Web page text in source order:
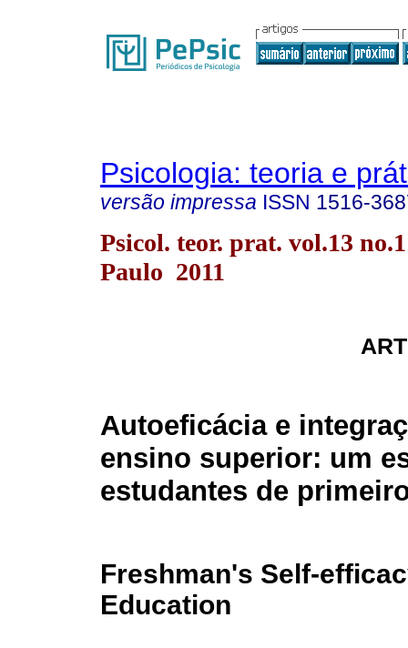
Psicologia: teoria e
versão impressa ISSN 1516-
Psicol. teor. prat. vol.13
Paulo 2011
Autoeficácia e
ensino superior: um
estudantes de
Freshman's Self-
Education